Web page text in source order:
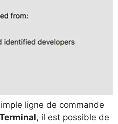
ligne de commande
, il est possible de